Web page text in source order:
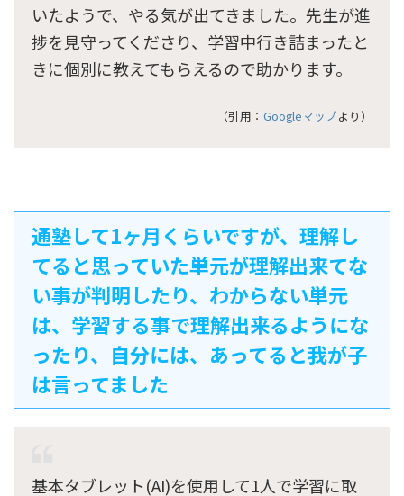
いたようで、やる気が出てきました。先生が進
捗を見守ってくださり、学習中行き詰まったと
きに個別に教えてもらえるので助かります。
（引用： Googleマップより）
通塾して1ヶ月くらいですが、理解し
てると思っていた単元が理解出来てな
い事が判明したり、わからない単元
は、学習する事で理解出来るようにな
ったり、自分には、あってると我が子
は言ってました
基本タブレット(AI)を使用して1人で学習に取